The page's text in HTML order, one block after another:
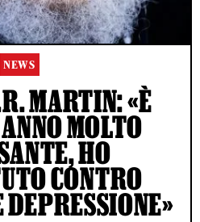
NEWS
MARTIN: «È
MOLTO
HO
CONTRO